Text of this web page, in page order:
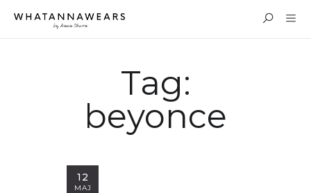
Tag:
beyonce
12
MAJ